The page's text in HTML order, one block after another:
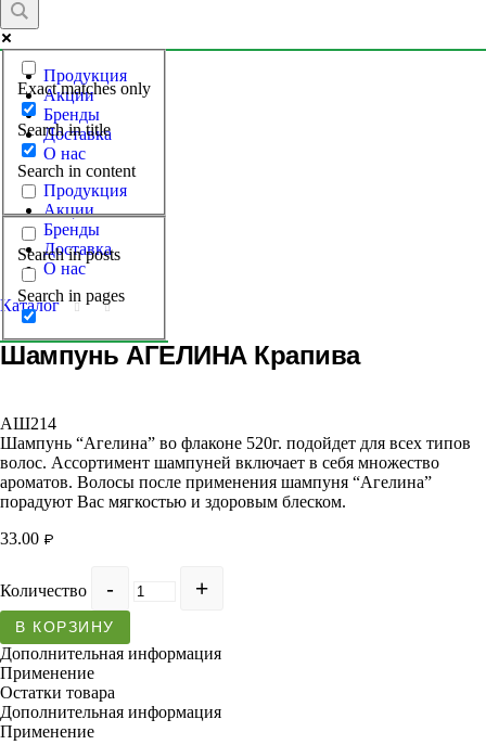
Exact matches only
Search in title
Search in content
Search in posts
Search in pages
Продукция
Акции
Бренды
Доставка
О нас
Продукция
Акции
Бренды
Доставка
О нас
Каталог
Шампунь АГЕЛИНА Крапива
АШ214
Шампунь “Агелина” во флаконе 520г. подойдет для всех типов
волос. Ассортимент шампуней включает в себя множество
ароматов. Волосы после применения шампуня “Агелина”
порадуют Вас мягкостью и здоровым блеском.
33.00 ₽
Количество
В КОРЗИНУ
Дополнительная информация
Применение
Остатки товара
Дополнительная информация
Применение